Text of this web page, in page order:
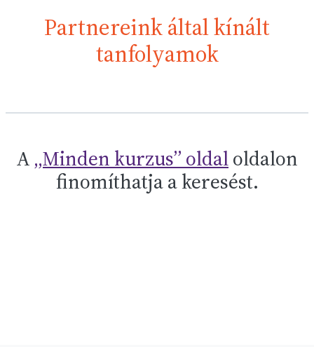
Partnereink által kínált
tanfolyamok
A „Minden kurzus” oldaloldalon
finomíthatja a keresést.